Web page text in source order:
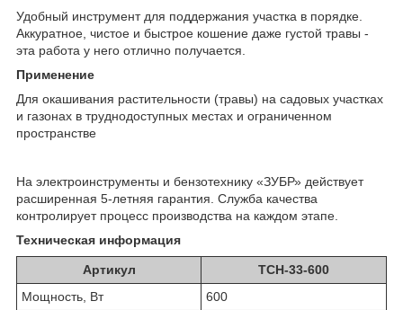
Удобный инструмент для поддержания участка в порядке.
Аккуратное, чистое и быстрое кошение даже густой травы -
эта работа у него отлично получается.
Применение
Для окашивания растительности (травы) на садовых участках
и газонах в труднодоступных местах и ограниченном
пространстве
На электроинструменты и бензотехнику «ЗУБР» действует
расширенная 5-летняя гарантия. Служба качества
контролирует процесс производства на каждом этапе.
Техническая информация
Артикул
ТСН-33-600
Мощность, Вт
600